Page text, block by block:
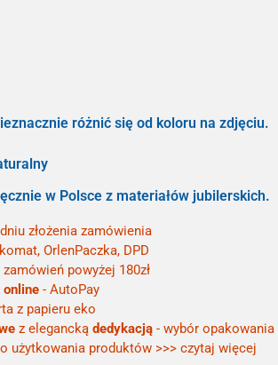
różnić się od koloru na zdjęciu.
w Polsce z materiałów jubilerskich.
złożenia zamówienia
OrlenPaczka, DPD
zamówień powyżej 180zł
online - AutoPay
z papieru eko
z elegancką dedykacją - wybór
użytkowania produktów >>> czytaj więcej